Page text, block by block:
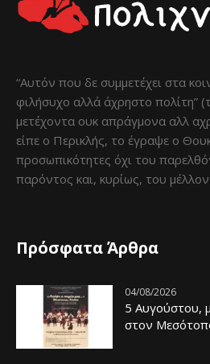
“Αυτόν που δε συμμετέχει στα
φιλήσυχο αλλά άχρηστο πολίτη”
μετέχοντα ουκ απράγμονα αλλ
είπε ο Περικλής, το έγραψε ο
προσωπικότητες όχι του
παρόντος και, κυρίως, του
Πρόσφατα Άρθρα
04/08/2026
5 Αυγούστου,
στον